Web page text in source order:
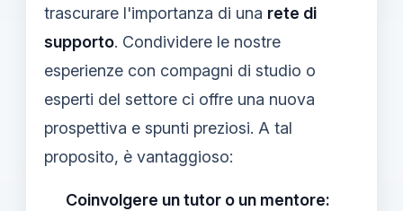
trascurare l'importanza di una rete di
supporto. Condividere le nostre
esperienze con compagni di studio o
esperti del settore ci offre una nuova
prospettiva e spunti preziosi. A tal
proposito, è vantaggioso:
Coinvolgere un tutor o un mentore: